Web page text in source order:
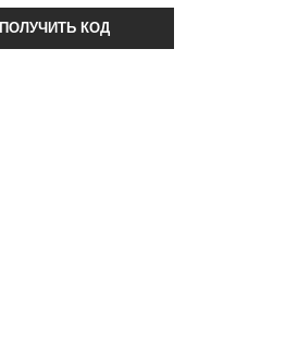
ПОЛУЧИТЬ КОД